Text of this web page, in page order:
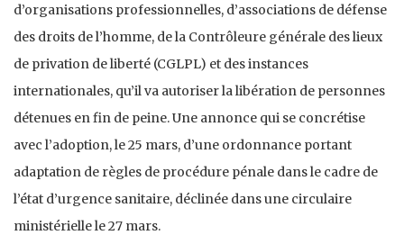
d’organisations professionnelles, d’associations de défense
des droits de l’homme, de la Contrôleure générale des lieux
de privation de liberté (CGLPL) et des instances
internationales, qu’il va autoriser la libération de personnes
détenues en fin de peine. Une annonce qui se concrétise
avec l’adoption, le 25 mars, d’une ordonnance portant
adaptation de règles de procédure pénale dans le cadre de
l’état d’urgence sanitaire, déclinée dans une circulaire
ministérielle le 27 mars.